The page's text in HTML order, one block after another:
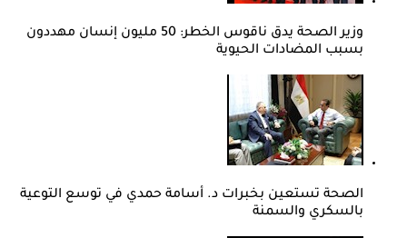
وزير الصحة يدق ناقوس الخطر: 50 مليون إنسان مهددون
بسبب المضادات الحيوية
الصحة تستعين بخبرات د. أسامة حمدي في توسع التوعية
بالسكري والسمنة